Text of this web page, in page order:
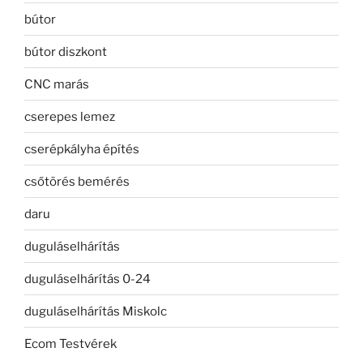
bútor
bútor diszkont
CNC marás
cserepes lemez
cserépkályha építés
csőtörés bemérés
daru
duguláselhárítás
duguláselhárítás 0-24
duguláselhárítás Miskolc
Ecom Testvérek